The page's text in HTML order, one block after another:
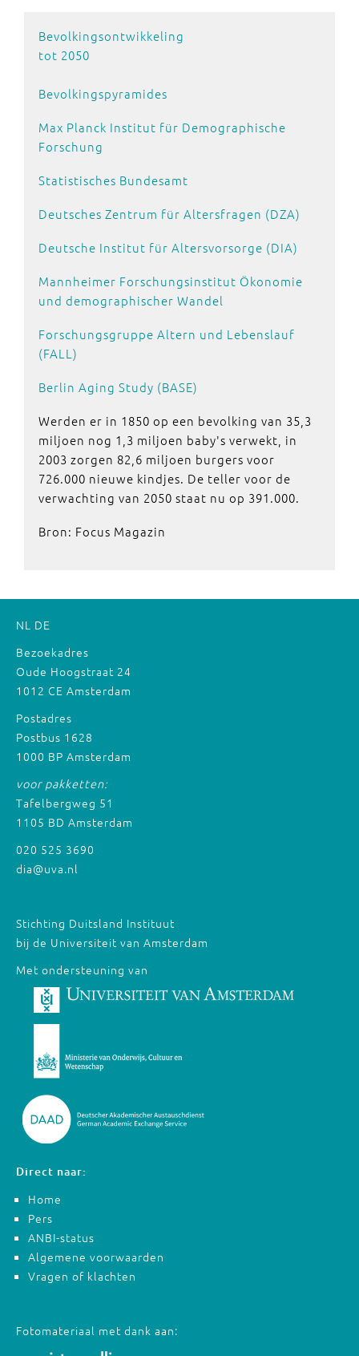
Bevolkingsontwikkeling
tot 2050
Bevolkingspyramides
Max Planck Institut für Demographische
Forschung
Statistisches Bundesamt
Deutsches Zentrum für Altersfragen (DZA)
Deutsche Institut für Altersvorsorge (DIA)
Mannheimer Forschungsinstitut Ökonomie
und demographischer Wandel
Forschungsgruppe Altern und Lebenslauf
(FALL)
Berlin Aging Study (BASE)
Werden er in 1850 op een bevolking van 35,3
miljoen nog 1,3 miljoen baby's verwekt, in
2003 zorgen 82,6 miljoen burgers voor
726.000 nieuwe kindjes. De teller voor de
verwachting van 2050 staat nu op 391.000.
Bron: Focus Magazin
NL DE
Bezoekadres
Oude Hoogstraat 24
1012 CE Amsterdam
Postadres
Postbus 1628
1000 BP Amsterdam
voor pakketten:
Tafelbergweg 51
1105 BD Amsterdam
020 525 3690
dia@uva.nl
Stichting Duitsland Instituut
bij de Universiteit van Amsterdam
Met ondersteuning van
Direct naar:
Home
Pers
ANBI-status
Algemene voorwaarden
Vragen of klachten
Fotomateriaal met dank aan: